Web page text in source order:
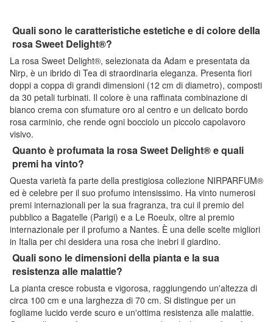
Quali sono le caratteristiche estetiche e di colore della
rosa Sweet Delight®?
La rosa Sweet Delight®, selezionata da Adam e presentata da
Nirp, è un ibrido di Tea di straordinaria eleganza. Presenta fiori
doppi a coppa di grandi dimensioni (12 cm di diametro), composti
da 30 petali turbinati. Il colore è una raffinata combinazione di
bianco crema con sfumature oro al centro e un delicato bordo
rosa carminio, che rende ogni bocciolo un piccolo capolavoro
visivo.
Quanto è profumata la rosa Sweet Delight® e quali
premi ha vinto?
Questa varietà fa parte della prestigiosa collezione NIRPARFUM®
ed è celebre per il suo profumo intensissimo. Ha vinto numerosi
premi internazionali per la sua fragranza, tra cui il premio del
pubblico a Bagatelle (Parigi) e a Le Roeulx, oltre al premio
internazionale per il profumo a Nantes. È una delle scelte migliori
in Italia per chi desidera una rosa che inebri il giardino.
Quali sono le dimensioni della pianta e la sua
resistenza alle malattie?
La pianta cresce robusta e vigorosa, raggiungendo un'altezza di
circa 100 cm e una larghezza di 70 cm. Si distingue per un
fogliame lucido verde scuro e un'ottima resistenza alle malattie.